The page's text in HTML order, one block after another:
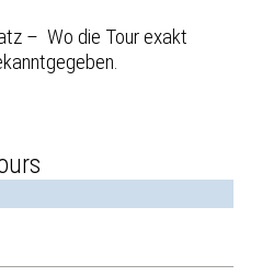
– Wo die Tour exakt